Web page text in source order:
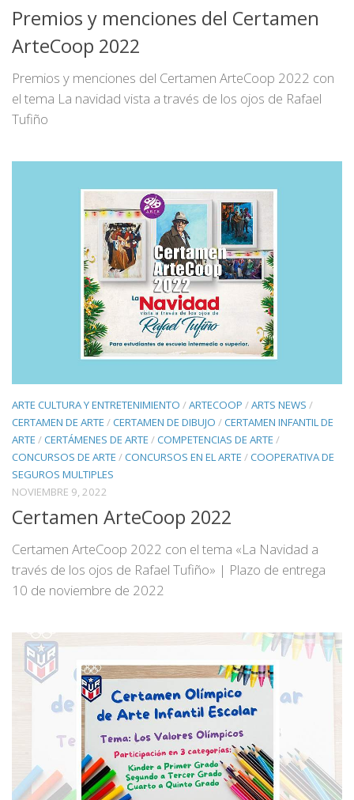
Premios y menciones del Certamen
ArteCoop 2022
Premios y menciones del Certamen ArteCoop 2022 con
el tema La navidad vista a través de los ojos de Rafael
Tufiño
ARTE CULTURA Y ENTRETENIMIENTO /ARTECOOP /ARTS NEWS /
CERTAMEN DE ARTE /CERTAMEN DE DIBUJO /CERTAMEN INFANTIL DE
ARTE /CERTÁMENES DE ARTE /COMPETENCIAS DE ARTE /
CONCURSOS DE ARTE /CONCURSOS EN EL ARTE /COOPERATIVA DE
SEGUROS MULTIPLES
NOVIEMBRE 9, 2022
Certamen ArteCoop 2022
Certamen ArteCoop 2022 con el tema «La Navidad a
través de los ojos de Rafael Tufiño» | Plazo de entrega
10 de noviembre de 2022